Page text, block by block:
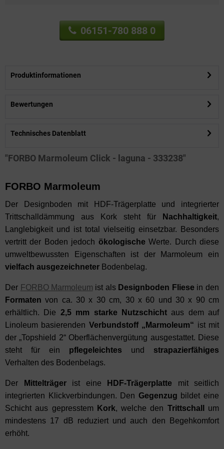
06151-780 888 0
Produktinformationen
Bewertungen
Technisches Datenblatt
"FORBO Marmoleum Click - laguna - 333238"
FORBO Marmoleum
Der Designboden mit HDF-Trägerplatte und integrierter
Trittschalldämmung aus Kork steht für
Nachhaltigkeit,
Langlebigkeit und ist total vielseitig einsetzbar. Besonders
vertritt der Boden jedoch ökologische Werte. Durch diese
umweltbewussten Eigenschaften ist der Marmoleum ein
vielfach ausgezeichneter Bodenbelag.
Der FORBO Marmoleum ist als Designboden Fliese in den
Formaten von ca. 30 x 30 cm, 30 x 60 und 30 x 90 cm
erhältlich. Die 2,5 mm starke Nutzschichtaus dem auf
Linoleum basierenden Verbundstoff „Marmoleum“ ist mit
der „Topshield 2“ Oberflächenvergütung ausgestattet. Diese
steht für ein pflegeleichtes und strapazierfähiges
Verhalten des Bodenbelags.
Der Mittelträgerist eine HDF-Trägerplatte mit seitlich
integrierten Klickverbindungen. Den Gegenzug bildet eine
Schicht aus gepresstem
Kork, welche den Trittschall
um
mindestens 17 dB reduziert und auch den Begehkomfort
erhöht.